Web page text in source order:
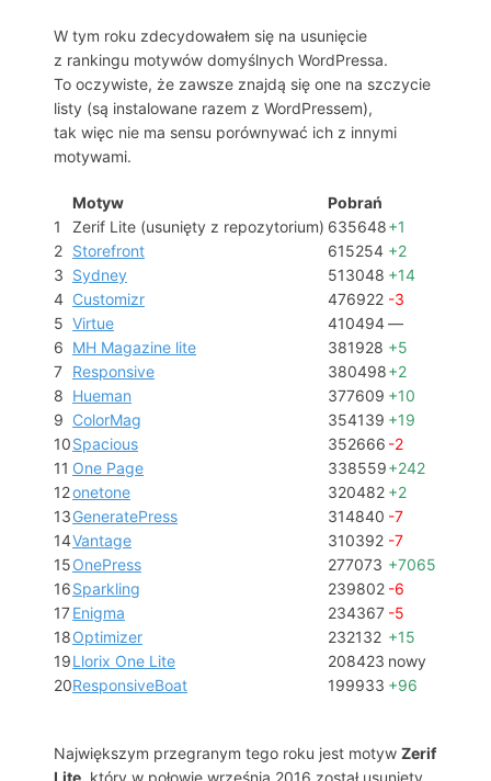
W tym roku zdecydowałem się na usunięcie
z rankingu motywów domyślnych WordPressa.
To oczywiste, że zawsze znajdą się one na szczycie
listy (są instalowane razem z WordPressem),
tak więc nie ma sensu porównywać ich z innymi
motywami.
Motyw
Pobrań
1
Zerif Lite (usunięty z repozytorium) 635648+1
2 Storefront 615254 +2
3 Sydney 513048 +14
4 Customizr 476922 -3
5 Virtue 410494—
6 MH Magazine lite 381928 +5
7 Responsive 380498+2
8 Hueman 377609 +10
9 ColorMag 354139 +19
10Spacious 352666 -2
11 One Page 338559+242
12onetone 320482 +2
13GeneratePress 314840 -7
14Vantage 310392 -7
15OnePress 277073 +7065
16Sparkling 239802 -6
17Enigma 234367 -5
18Optimizer 232132 +15
19Llorix One Lite 208423 nowy
20ResponsiveBoat 199933 +96
Największym przegranym tego roku jest motyw Zerif
Lite, który w połowie września 2016 został usunięty